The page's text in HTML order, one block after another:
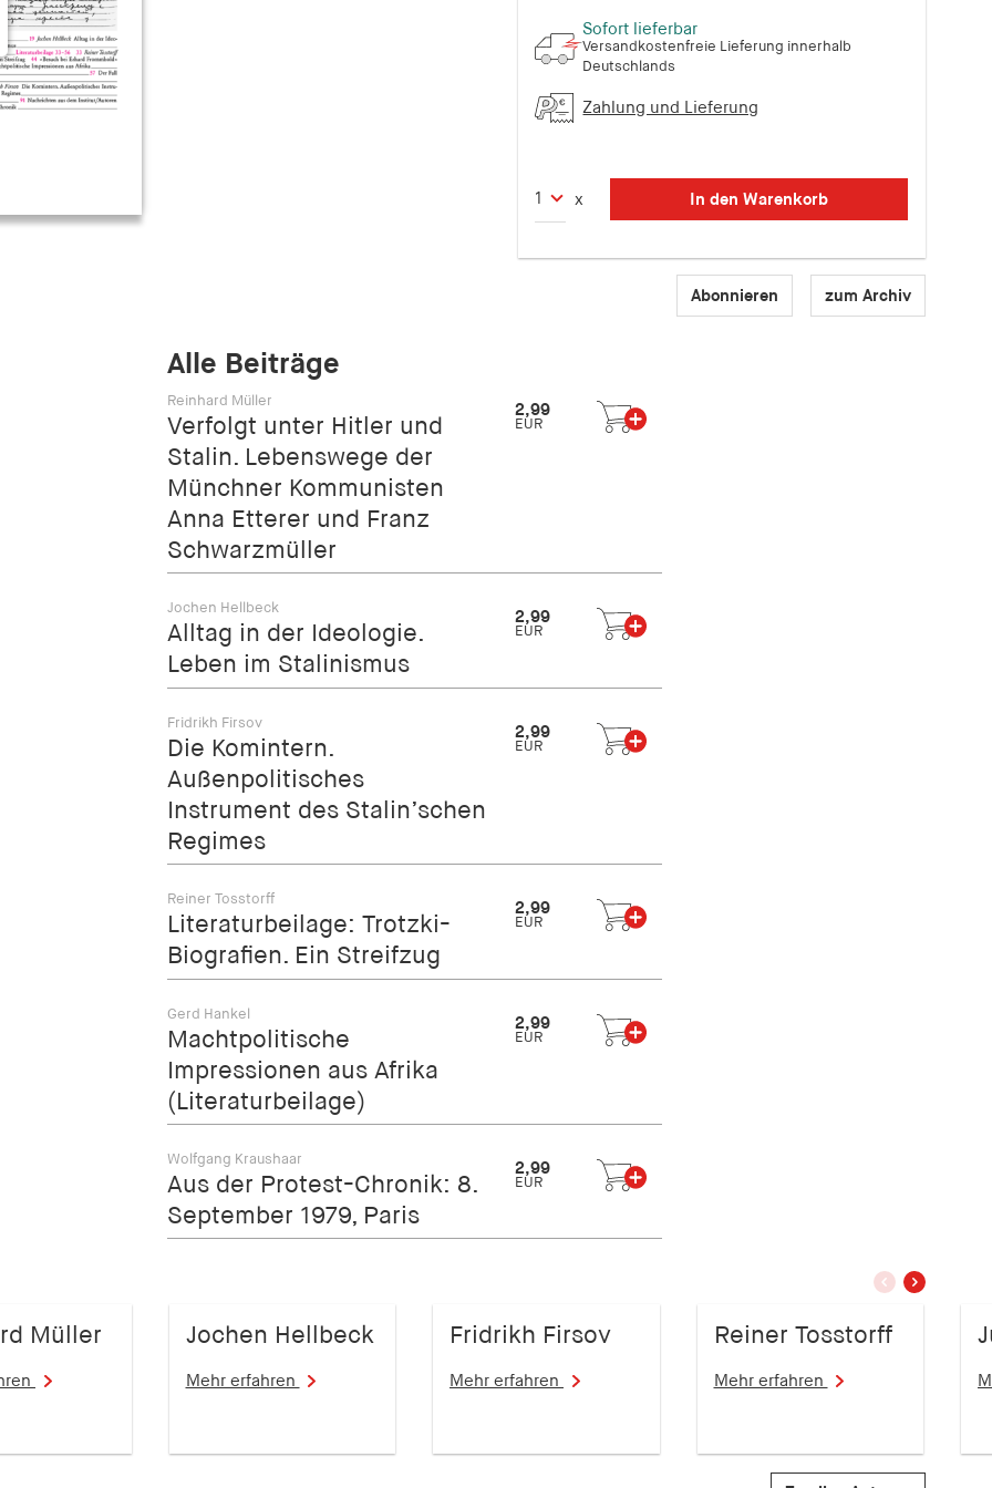
Sofort lieferbar
Versandkostenfreie Lieferung innerhalb
Deutschlands
Zahlung und Lieferung
x In den Warenkorb
Abonnieren zum Archiv
Alle Beiträge
Reinhard Müller
Verfolgt unter Hitler und
Stalin. Lebenswege der
Münchner Kommunisten
Anna Etterer und Franz
Schwarzmüller
2,99
EUR
Jochen Hellbeck
Alltag in der Ideologie.
Leben im Stalinismus
2,99
EUR
Fridrikh Firsov
Die Komintern.
Außenpolitisches
Instrument des Stalin’schen
Regimes
2,99
EUR
Reiner Tosstorff
Literaturbeilage: Trotzki-
Biografien. Ein Streifzug
2,99
EUR
Gerd Hankel
Machtpolitische
Impressionen aus Afrika
(Literaturbeilage)
2,99
EUR
Wolfgang Kraushaar
Aus der Protest-Chronik: 8.
September 1979, Paris
2,99
EUR
vorherige
Slide
nächstes
Slide
Müller Jochen Hellbeck
Mehr erfahren
Fridrikh Firsov
Mehr erfahren
Reiner Tosstorff
Mehr erfahren